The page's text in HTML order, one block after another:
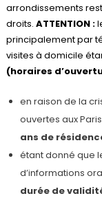
arrondissements
droits. ATTENTION :
principalement par
visites à domicile
(horaires
en raison de la
ouvertes aux
ans de
étant donné que
d’informations
durée de